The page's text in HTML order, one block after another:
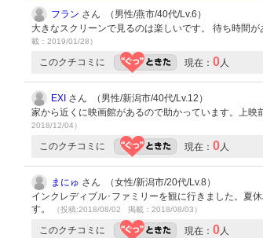
フラン さん （男性/燕市/40代/Lv.6）
大きなスクリーンで見るのは楽しいです。 待ち時間
載：2019/01/28）
このクチコミに 現在： 0人
EXI さん （男性/新潟市/40代/Lv.12）
家から近くに映画館があるので助かっています。上映
2018/12/04）
このクチコミに 現在： 0人
まにゅ さん （女性/新潟市/20代/Lv.8）
インクレディブル･ファミリーを観に行きました。夏
す。
（投稿:2018/08/02 掲載：2018/08/03）
このクチコミに 現在： 0人